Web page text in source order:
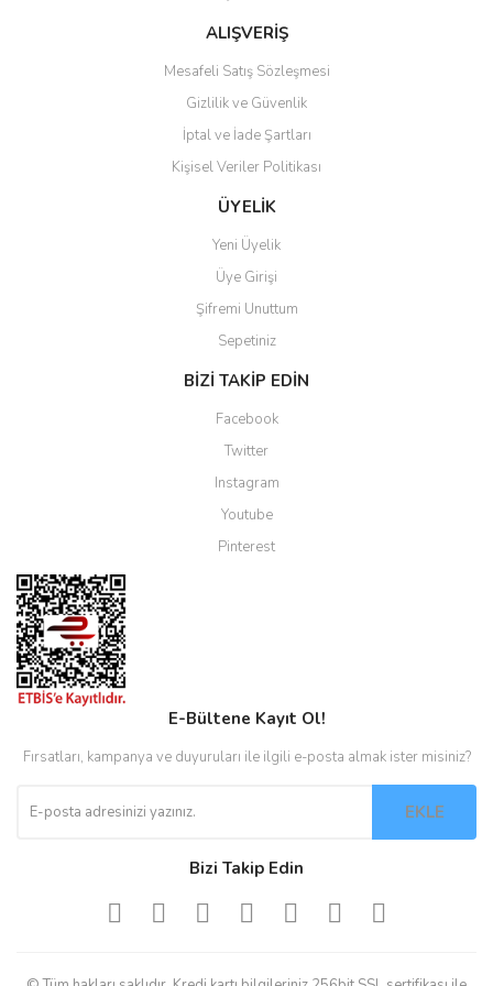
Bu ürüne benzer farklı alternatifler olmalı.
Gönder
ALIŞVERİŞ
Mesafeli Satış Sözleşmesi
Gizlilik ve Güvenlik
İptal ve İade Şartları
Kişisel Veriler Politikası
ÜYELİK
Yeni Üyelik
Üye Girişi
Şifremi Unuttum
Sepetiniz
BİZİ TAKİP EDİN
Facebook
Twitter
Instagram
Youtube
Pinterest
E-Bültene Kayıt Ol!
Fırsatları, kampanya ve duyuruları ile ilgili e-posta almak ister misiniz?
EKLE
Bizi Takip Edin